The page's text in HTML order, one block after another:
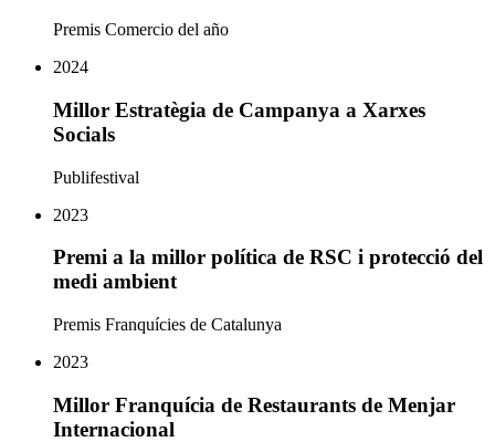
Premis Comercio del año
2024
Millor Estratègia de Campanya a Xarxes
Socials
Publifestival
2023
Premi a la millor política de RSC i protecció del
medi ambient
Premis Franquícies de Catalunya
2023
Millor Franquícia de Restaurants de Menjar
Internacional